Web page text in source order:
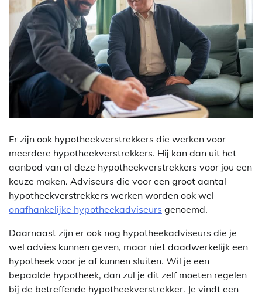
Er zijn ook hypotheekverstrekkers die werken voor
meerdere hypotheekverstrekkers. Hij kan dan uit het
aanbod van al deze hypotheekverstrekkers voor jou een
keuze maken. Adviseurs die voor een groot aantal
hypotheekverstrekkers werken worden ook wel
onafhankelijke hypotheekadviseurs genoemd.
Daarnaast zijn er ook nog hypotheekadviseurs die je
wel advies kunnen geven, maar niet daadwerkelijk een
hypotheek voor je af kunnen sluiten. Wil je een
bepaalde hypotheek, dan zul je dit zelf moeten regelen
bij de betreffende hypotheekverstrekker. Je vindt een